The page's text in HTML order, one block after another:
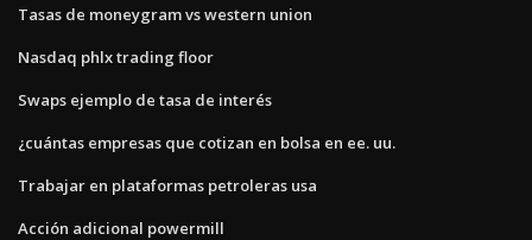
Tasas de moneygram vs western union
Nasdaq phlx trading floor
Swaps ejemplo de tasa de interés
¿cuántas empresas que cotizan en bolsa en ee. uu.
Trabajar en plataformas petroleras usa
Acción adicional powermill